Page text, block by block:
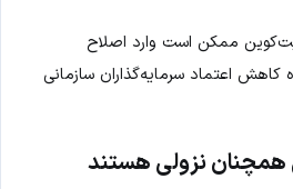
بیت‌کوین ممکن است وارد اصلاح
اعتماد سرمایه‌گذاران سازمانی
نزولی هستند